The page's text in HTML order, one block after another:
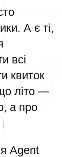
А є ті,
всі
квиток
літо —
а про
Agent